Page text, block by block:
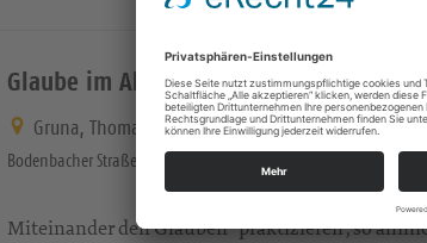
Glaube im Alltag II – Die Kraft des
Gruna, Thomaskirche
Bodenbacher Straße 21 Dresden
Miteinander den Glauben "praktizieren", so